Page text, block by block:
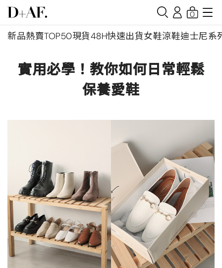
新品熱賣TOP50現貨48H快速出貨女鞋涼鞋迪士尼系
0
實用必學！教你如何日常輕鬆
保養愛鞋